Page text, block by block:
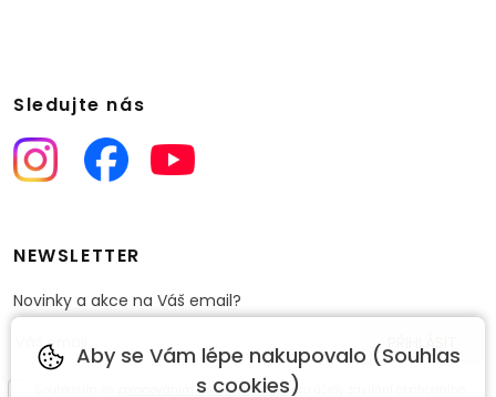
Sledujte nás
NEWSLETTER
Novinky a akce na Váš email?
zpracováním osobních údajůpro účely zasílání obchodního
Aby se Vám lépe nakupovalo (Souhlas
s cookies)